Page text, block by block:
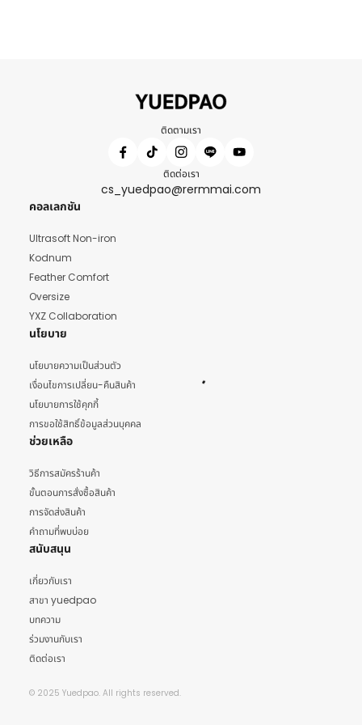
ติดตามเรา
ติดต่อเรา
cs_yuedpao@rermmai.com
คอลเลกชัน
Ultrasoft Non-iron
Kodnum
Feather Comfort
Oversize
YXZ Collaboration
นโยบาย
นโยบายความเป็นส่วนตัว
เงื่อนไขการเปลี่ยน-คืนสินค้า
นโยบายการใช้คุกกี้
การขอใช้สิทธิ์ข้อมูลส่วนบุคคล
ช่วยเหลือ
วิธีการสมัครร้านค้า
ขั้นตอนการสั่งซื้อสินค้า
การจัดส่งสินค้า
คำถามที่พบบ่อย
สนับสนุน
เกี่ยวกับเรา
สาขา yuedpao
บทความ
ร่วมงานกับเรา
ติดต่อเรา
© 2025 Yuedpao. All rights reserved.